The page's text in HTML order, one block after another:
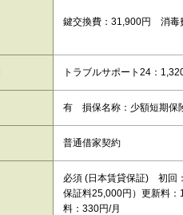
鍵交換費：31,900円 消毒
トラブルサポート24：
有 損保名称：少額短期
普通借家契約
必須 (日本賃貸保証) 初回
保証料25,000円）更新料
料：330円/月